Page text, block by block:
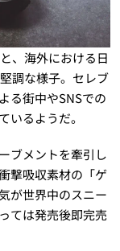
、海外における日
調な様子。セレブ
る街中やSNSでの
いるようだ。
ブメントを牽引し
撃吸収素材の「ゲ
が世界中のスニー
ては発売後即完売